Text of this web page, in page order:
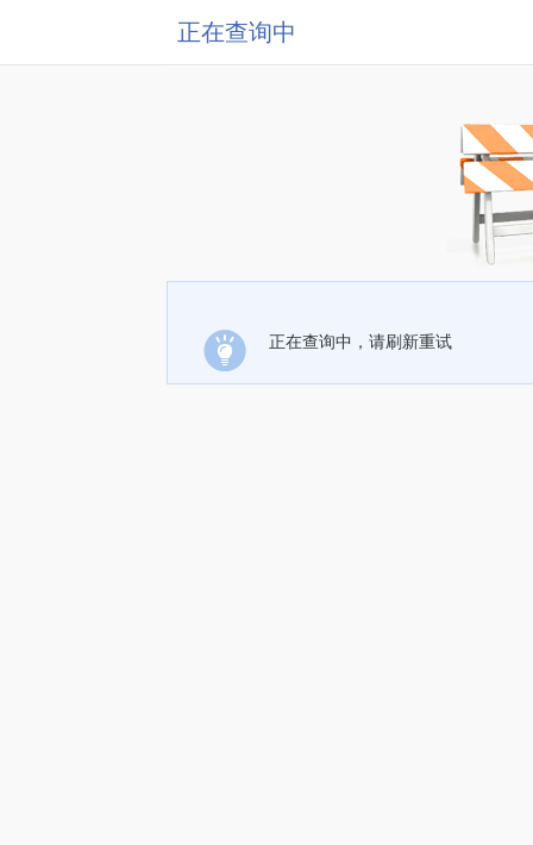
正在查询中
正在查询中，请刷新重试